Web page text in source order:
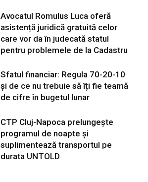
Avocatul Romulus Luca oferă
asistență juridică gratuită celor
care vor da în judecată statul
pentru problemele de la Cadastru
Sfatul financiar: Regula 70-20-10
și de ce nu trebuie să îți fie teamă
de cifre în bugetul lunar
CTP Cluj-Napoca prelungește
programul de noapte și
suplimentează transportul pe
durata UNTOLD